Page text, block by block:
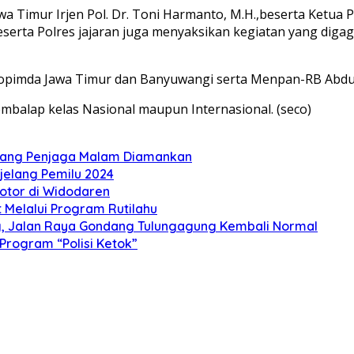
Timur Irjen Pol. Dr. Toni Harmanto, M.H.,beserta
Polres jajaran juga menyaksikan kegiatan yang
Jawa Timur dan Banyuwangi serta Menpan-RB
kelas Nasional maupun Internasional. (seco)
Penjaga Malam Diamankan
Pemilu 2024
di Widodaren
Program Rutilahu
Jalan Raya Gondang Tulungagung Kembali Normal
“Polisi Ketok”